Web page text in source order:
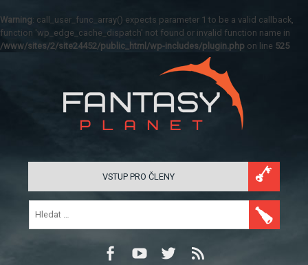
Warning: call_user_func_array() expects parameter 1 to be a valid callback,
function 'wp_edge_cache_dispatch' not found or invalid function name in
/www/sites/2/site24452/public_html/wp-includes/plugin.php on line 525
VSTUP PRO ČLENY